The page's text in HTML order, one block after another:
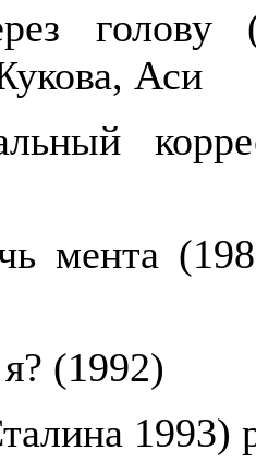
голову
Аси
мента
(1992)
1993)